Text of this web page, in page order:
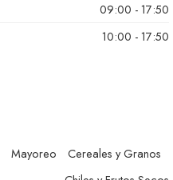
09:00 - 17:50
10:00 - 17:50
Mayoreo
Cereales y Granos